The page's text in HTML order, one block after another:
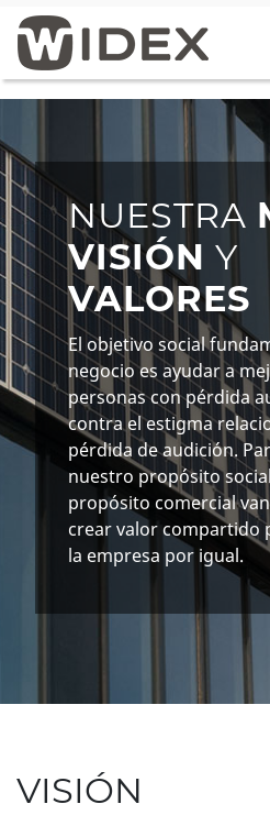
NUESTRA
VISIÓN Y
VALORES
El objetivo social
negocio es ayudar a
personas con pérdida
contra el estigma
pérdida de audición.
nuestro propósito
propósito comercial
crear valor compartido
la empresa por igual.
VISIÓN